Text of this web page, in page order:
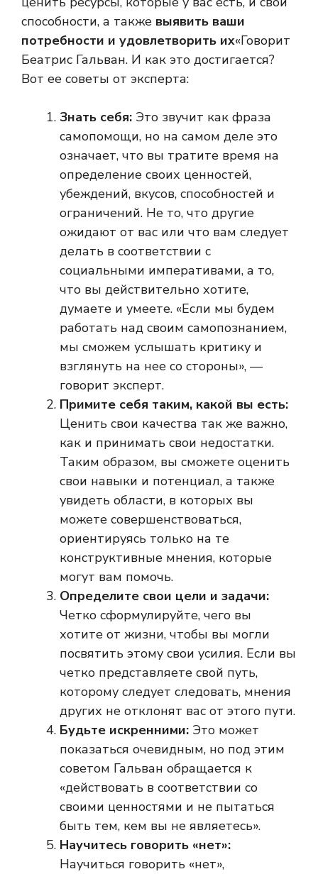
способности, а также выявить ваши
потребности и удовлетворить их«Говорит
Беатрис Гальван. И как это достигается?
Вот ее советы от эксперта:
Знать себя: Это звучит как фраза
самопомощи, но на самом деле это
означает, что вы тратите время на
определение своих ценностей,
убеждений, вкусов, способностей и
ограничений. Не то, что другие
ожидают от вас или что вам следует
делать в соответствии с
социальными императивами, а то,
что вы действительно хотите,
думаете и умеете. «Если мы будем
работать над своим самопознанием,
мы сможем услышать критику и
взглянуть на нее со стороны», —
говорит эксперт.
Примите себя таким, какой вы есть:
Ценить свои качества так же важно,
как и принимать свои недостатки.
Таким образом, вы сможете оценить
свои навыки и потенциал, а также
увидеть области, в которых вы
можете совершенствоваться,
ориентируясь только на те
конструктивные мнения, которые
могут вам помочь.
Определите свои цели и задачи:
Четко сформулируйте, чего вы
хотите от жизни, чтобы вы могли
посвятить этому свои усилия. Если вы
четко представляете свой путь,
которому следует следовать, мнения
других не отклонят вас от этого пути.
Будьте искренними: Это может
показаться очевидным, но под этим
советом Гальван обращается к
«действовать в соответствии со
своими ценностями и не пытаться
быть тем, кем вы не являетесь».
Научитесь говорить «нет»:
Научиться говорить «нет»,